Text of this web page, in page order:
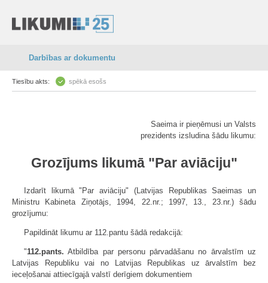
Darbības ar dokumentu
Tiesību akts: spēkā esošs
Saeima ir pieņēmusi un Valsts
prezidents izsludina šādu likumu:
Grozījums likumā "Par aviāciju"
Izdarīt likumā "Par aviāciju" (Latvijas Republikas Saeimas un
Ministru Kabineta Ziņotājs, 1994, 22.nr.; 1997, 13., 23.nr.) šādu
grozījumu:
Papildināt likumu ar 112.pantu šādā redakcijā:
"112.pants. Atbildība par personu pārvadāšanu no ārvalstīm uz
Latvijas Republiku vai no Latvijas Republikas uz ārvalstīm bez
ieceļošanai attiecīgajā valstī derīgiem dokumentiem